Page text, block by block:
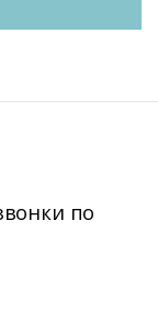
по